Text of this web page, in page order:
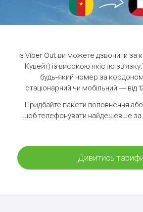
Із Viber Out ви можете дзвонити за
Кувейт) із високою якістю зв'язку.
будь-який номер за
стаціонарний чи мобільний — від
Придбайте пакети поповнення
щоб телефонувати найдешевше за
Дивитись